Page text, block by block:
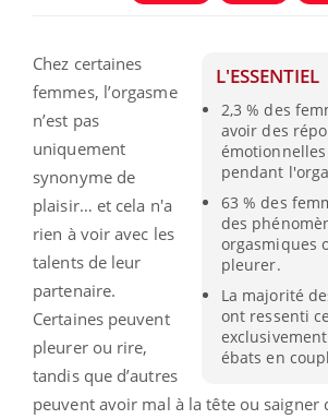
L'ESSENTIEL
2,3 % des
avoir des
pendant
63 % des
des
orgasmiques
pleurer.
La majorité
ont ressenti
ébats en
Chez certaines
femmes, l’orgasme
n’est pas
uniquement
synonyme de
plaisir… et cela n'a
rien à voir avec les
talents de leur
partenaire.
Certaines peuvent
pleurer ou rire,
tandis que d’autres
peuvent avoir mal à la tête ou saigner